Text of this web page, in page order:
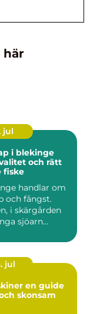
här
jul
i blekinge
och rätt
fiske
handlar om
och fångst.
i skärgården
sjöarn...
jul
guide
skonsam